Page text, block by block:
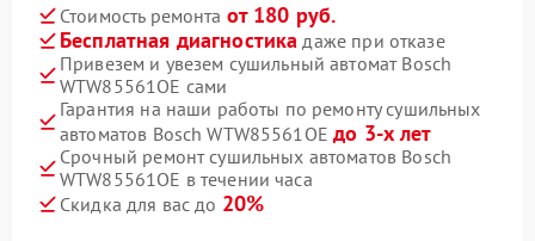
Стоимость ремонта от 180 руб.
Бесплатная диагностика даже при отказе
Привезем и увезем сушильный автомат Bosch
WTW85561OE сами
Гарантия на наши работы по ремонту сушильных
автоматов Bosch WTW85561OEдо 3-х лет
Срочный ремонт сушильных автоматов Bosch
WTW85561OE в течении часа
Скидка для вас до 20%